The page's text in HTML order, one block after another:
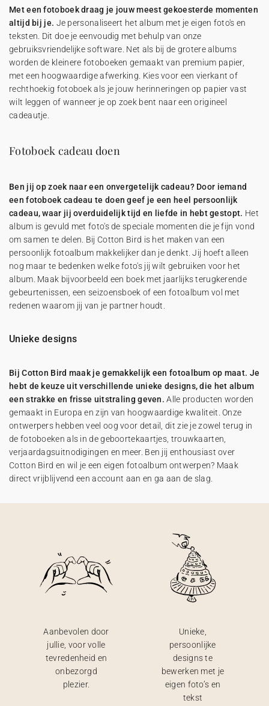
Met een fotoboek draag je jouw meest gekoesterde momenten
altijd bij je. Je personaliseert het album met je eigen foto's en
teksten. Dit doe je eenvoudig met behulp van onze
gebruiksvriendelijke software. Net als bij de grotere albums
worden de kleinere fotoboeken gemaakt van premium papier,
met een hoogwaardige afwerking. Kies voor een vierkant of
rechthoekig fotoboek als je jouw herinneringen op papier vast
wilt leggen of wanneer je op zoek bent naar een origineel
cadeautje.
Fotoboek cadeau doen
Ben jij op zoek naar een onvergetelijk cadeau? Door iemand
een fotoboek cadeau te doen geef je een heel persoonlijk
cadeau, waar jij overduidelijk tijd en liefde in hebt gestopt. Het
album is gevuld met foto's de speciale momenten die je fijn vond
om samen te delen. Bij Cotton Bird is het maken van een
persoonlijk fotoalbum makkelijker dan je denkt. Jij hoeft alleen
nog maar te bedenken welke foto's jij wilt gebruiken voor het
album. Maak bijvoorbeeld een boek met jaarlijks terugkerende
gebeurtenissen, een seizoensboek of een fotoalbum vol met
redenen waarom jij van je partner houdt.
Unieke designs
Bij Cotton Bird maak je gemakkelijk een fotoalbum op maat. Je
hebt de keuze uit verschillende unieke designs, die het album
een strakke en frisse uitstraling geven. Alle producten worden
gemaakt in Europa en zijn van hoogwaardige kwaliteit. Onze
ontwerpers hebben veel oog voor detail, dit zie je zowel terug in
de fotoboeken als in de geboortekaartjes, trouwkaarten,
verjaardagsuitnodigingen en meer. Ben jij enthousiast over
Cotton Bird en wil je een eigen fotoalbum ontwerpen? Maak
direct vrijblijvend een account aan en ga aan de slag.
Aanbevolen door
jullie, voor volle
tevredenheid en
onbezorgd
plezier.
Unieke,
persoonlijke
designs te
bewerken met je
eigen foto’s en
tekst